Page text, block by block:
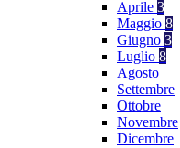
Aprile 3
Maggio 8
Giugno 3
Luglio 8
Agosto
Settembre
Ottobre
Novembre
Dicembre